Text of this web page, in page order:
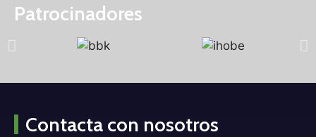
Patrocinadores
Contacta con nosotros